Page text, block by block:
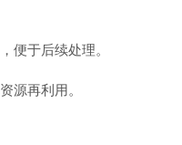
便于后续处理。
源再利用。